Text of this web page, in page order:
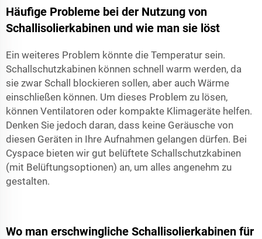
Häufige Probleme bei der Nutzung von
Schallisolierkabinen und wie man sie löst
Ein weiteres Problem könnte die Temperatur sein.
Schallschutzkabinen können schnell warm werden, da
sie zwar Schall blockieren sollen, aber auch Wärme
einschließen können. Um dieses Problem zu lösen,
können Ventilatoren oder kompakte Klimageräte helfen.
Denken Sie jedoch daran, dass keine Geräusche von
diesen Geräten in Ihre Aufnahmen gelangen dürfen. Bei
Cyspace bieten wir gut belüftete Schallschutzkabinen
(mit Belüftungsoptionen) an, um alles angenehm zu
gestalten.
Wo man erschwingliche Schallisolierkabinen für